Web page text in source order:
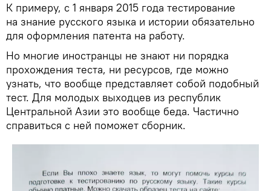
К примеру, с 1 января 2015 года тестирование
на знание русского языка и истории обязательно
для оформления патента на работу.
Но многие иностранцы не знают ни порядка
прохождения теста, ни ресурсов, где можно
узнать, что вообще представляет собой подобный
тест. Для молодых выходцев из республик
Центральной Азии это вообще беда. Частично
справиться с ней поможет сборник.